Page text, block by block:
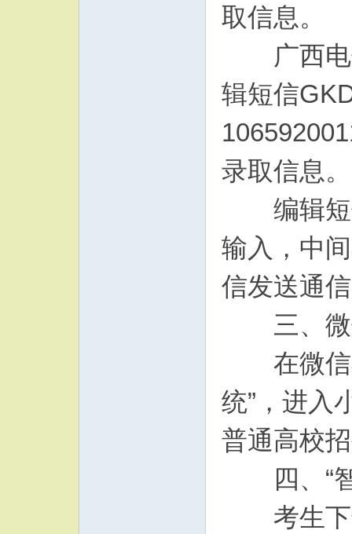
取信息。
广西电
辑短信
录取信息。
编辑短
输入，中
信发送通
三、微
在微信
统”，进入
普通高校
四、“智
考生下载